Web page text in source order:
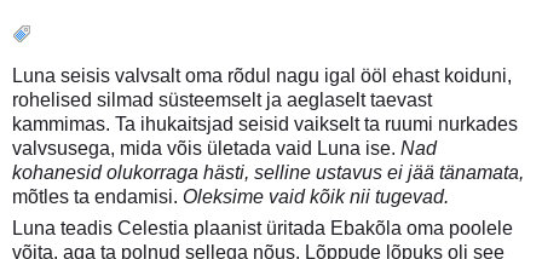
Luna seisis valvsalt oma rõdul nagu igal ööl ehast koiduni,
rohelised silmad süsteemselt ja aeglaselt taevast
kammimas. Ta ihukaitsjad seisid vaikselt ta ruumi nurkades
valvsusega, mida võis ületada vaid Luna ise. Nad
kohanesid olukorraga hästi, selline ustavus ei jää tänamata,
mõtles ta endamisi. Oleksime vaid kõik nii tugevad.
Luna teadis Celestia plaanist üritada Ebakõla oma poolele
võita, aga ta polnud sellega nõus. Lõppude lõpuks oli see